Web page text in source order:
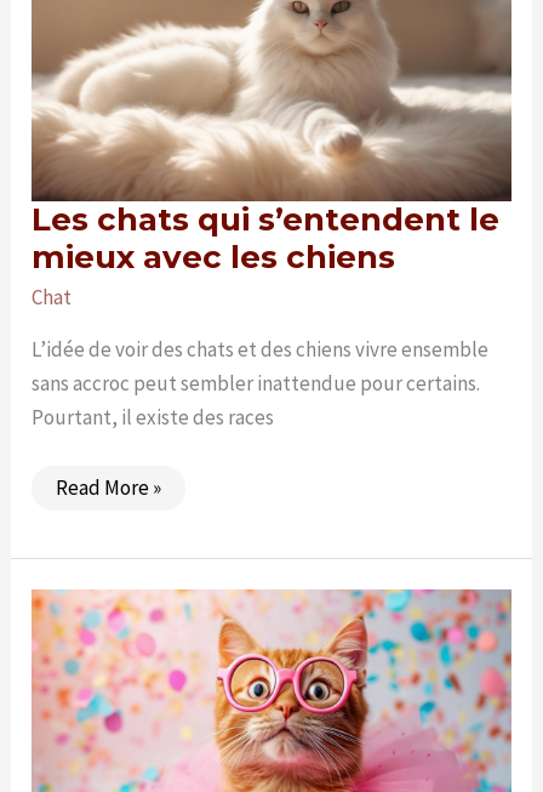
s’inquiéter
Les chats qui s’entendent le
mieux avec les chiens
Chat
L’idée de voir des chats et des chiens vivre ensemble
sans accroc peut sembler inattendue pour certains.
Pourtant, il existe des races
Les
mieux
avec
les
chiens
Read More »